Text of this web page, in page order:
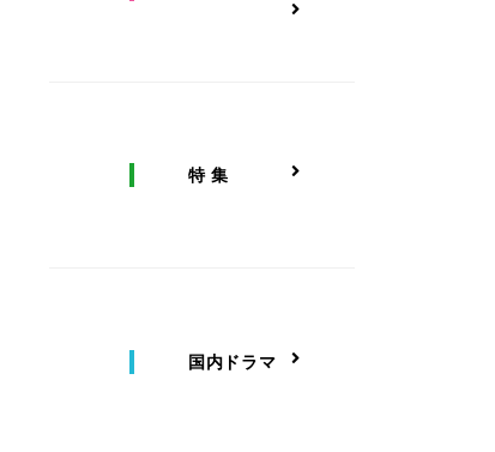
特 集
国内ドラマ